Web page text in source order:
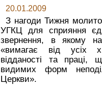
20.01.2009
З нагоди Тижня
УГКЦ для сприяння
звернення, в якому
«вимагає від усіх
відданості та праці,
видимих форм
Церкви».